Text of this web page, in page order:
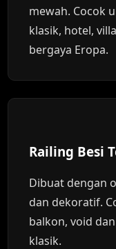
mewah. Cocok
klasik, hotel,
bergaya Eropa.
Railing Besi
Dibuat dengan
dan dekoratif.
balkon, void
klasik.